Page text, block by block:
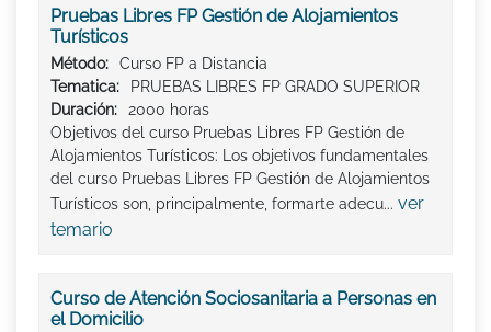
Pruebas Libres FP Gestión de Alojamientos
Turísticos
Método:
Curso FP a Distancia
Tematica:
PRUEBAS LIBRES FP GRADO SUPERIOR
Duración:
2000 horas
Objetivos del curso Pruebas Libres FP Gestión de
Alojamientos Turísticos: Los objetivos fundamentales
del curso Pruebas Libres FP Gestión de Alojamientos
Turísticos son, principalmente, formarte adecu... ver
temario
Curso de Atención Sociosanitaria a Personas en
el Domicilio